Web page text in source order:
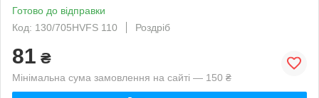
Готово до відправки
Код: 130/705HVFS 110
Роздріб
81 ₴
Мінімальна сума замовлення на сайті — 150 ₴